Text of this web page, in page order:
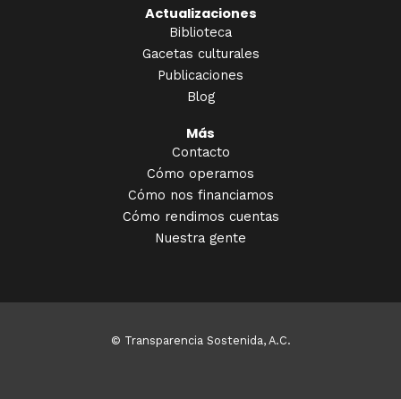
Actualizaciones
Biblioteca
Gacetas culturales
Publicaciones
Blog
Más
Contacto
Cómo operamos
Cómo nos financiamos
Cómo rendimos cuentas
Nuestra gente
© Transparencia Sostenida, A.C.